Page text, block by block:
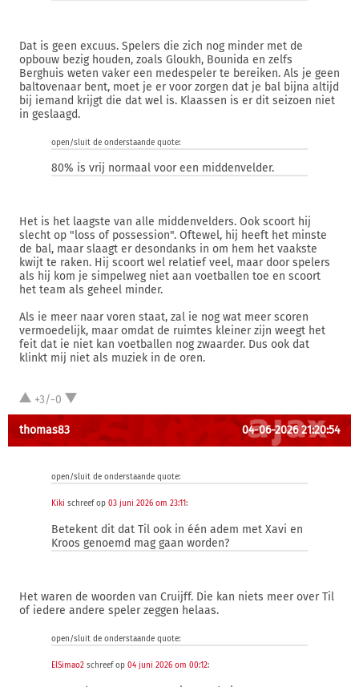
Dat is geen excuus. Spelers die zich nog minder met de
opbouw bezig houden, zoals Gloukh, Bounida en zelfs
Berghuis weten vaker een medespeler te bereiken. Als je geen
baltovenaar bent, moet je er voor zorgen dat je bal bijna altijd
bij iemand krijgt die dat wel is. Klaassen is er dit seizoen niet
in geslaagd.
open/sluit de onderstaande quote:
80% is vrij normaal voor een middenvelder.
Het is het laagste van alle middenvelders. Ook scoort hij
slecht op "loss of possession". Oftewel, hij heeft het minste
de bal, maar slaagt er desondanks in om hem het vaakste
kwijt te raken. Hij scoort wel relatief veel, maar door spelers
als hij kom je simpelweg niet aan voetballen toe en scoort
het team als geheel minder.
Als ie meer naar voren staat, zal ie nog wat meer scoren
vermoedelijk, maar omdat de ruimtes kleiner zijn weegt het
feit dat ie niet kan voetballen nog zwaarder. Dus ook dat
klinkt mij niet als muziek in de oren.
+3/-0
thomas83 04-06-2026 21:20:54
open/sluit de onderstaande quote:
Kiki schreef op 03 juni 2026 om 23:11:
Betekent dit dat Til ook in één adem met Xavi en
Kroos genoemd mag gaan worden?
Het waren de woorden van Cruijff. Die kan niets meer over Til
of iedere andere speler zeggen helaas.
open/sluit de onderstaande quote:
ElSimao2 schreef op 04 juni 2026 om 00:12: